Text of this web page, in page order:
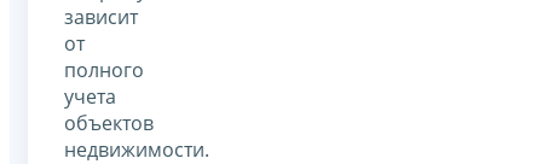
зависит
от
полного
учета
объектов
недвижимости.